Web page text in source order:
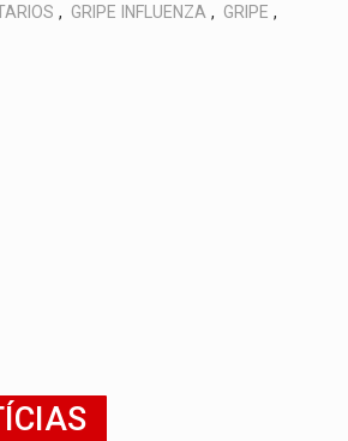
, GRIPE INFLUENZA , GRIPE ,